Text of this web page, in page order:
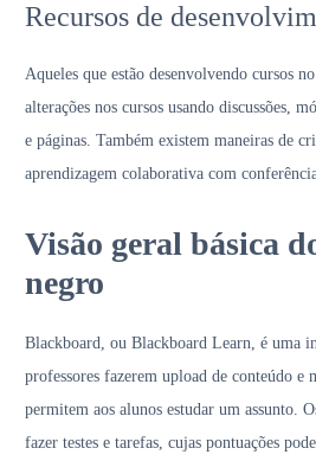
Recursos de
Aqueles que estão desenvolvendo cursos
alterações nos cursos usando discussões,
e páginas. Também existem maneiras de
aprendizagem colaborativa com
Visão geral básica
negro
Blackboard, ou Blackboard Learn, é uma
professores fazerem upload de conteúdo e
permitem aos alunos estudar um assunto.
fazer testes e tarefas, cujas pontuações